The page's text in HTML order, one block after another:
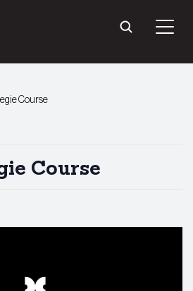
Course
Course